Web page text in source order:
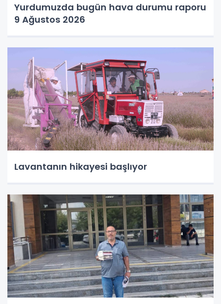
Yurdumuzda bugün hava durumu raporu
9 Ağustos 2026
Lavantanın hikayesi başlıyor